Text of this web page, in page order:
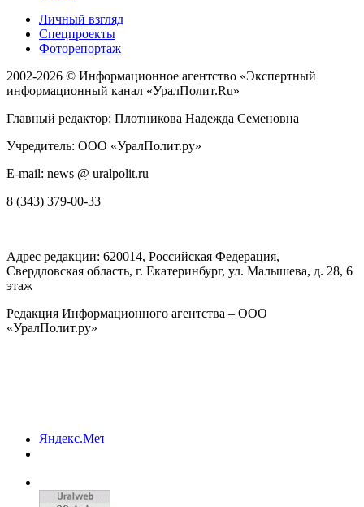
Личный взгляд
Спецпроекты
Фоторепортаж
2002-2026 © Информационное агентство «Экспертный
информационный канал «УралПолит.Ru»
Главный редактор: Плотникова Надежда Семеновна
Учредитель: ООО «УралПолит.ру»
E-mail: news @ uralpolit.ru
8 (343) 379-00-33
Адрес редакции: 620014, Российская Федерация,
Свердловская область, г. Екатеринбург, ул. Малышева, д. 28, 6
этаж
Редакция Информационного агентства – ООО
«УралПолит.ру»